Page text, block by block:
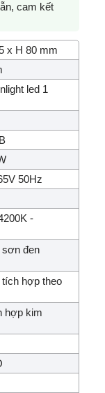
cam kết
x H 80 mm
led 1
50Hz
-
sơn đen
tích hợp theo
hợp kim